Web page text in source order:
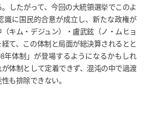
したがって、今回の大統領選挙でこのよ
識に国民的合意が成立し、新たな政権が
キム・デジュン）・盧武鉉（ノ・ムヒョ
て、この体制と局面が総決算されるとと
年体制」が登場するようになるかもしれ
体制として定着できず、混沌の中で過渡
も排除できない。